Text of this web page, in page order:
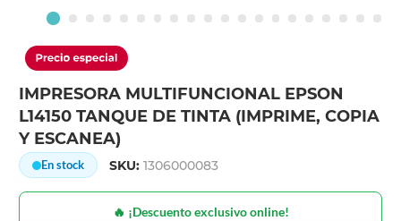
IMPRESORA MULTIFUNCIONAL EPSON
L14150 TANQUE DE TINTA (IMPRIME, COPIA
Y ESCANEA)
En stock SKU:1306000083
🔥 ¡Descuento exclusivo online!